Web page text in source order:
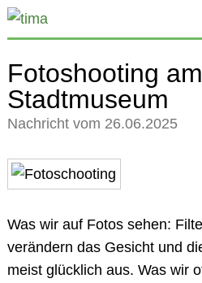
zum
Hauptinhalt
Seite
springen
Fotoshooting
Stadtmuseum
Nachricht vom 26.06.2025
Was wir auf Fotos sehen:
verändern das Gesicht und
meist glücklich aus. Was wir